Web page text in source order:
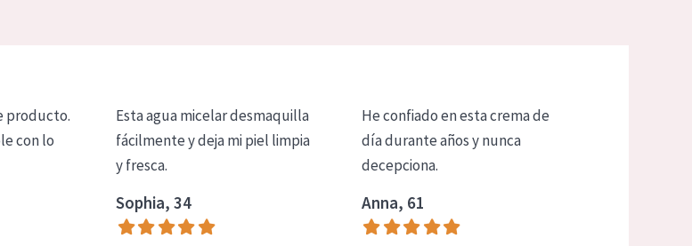
producto.
con lo
Esta agua micelar desmaquilla
fácilmente y deja mi piel limpia
y fresca.
Sophia, 34
He confiado en esta crema de
día durante años y nunca
decepciona.
Anna, 61